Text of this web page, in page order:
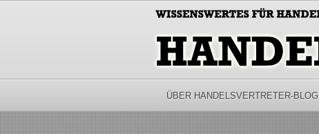
ÜBER HANDELSVERTRETER-BLOG